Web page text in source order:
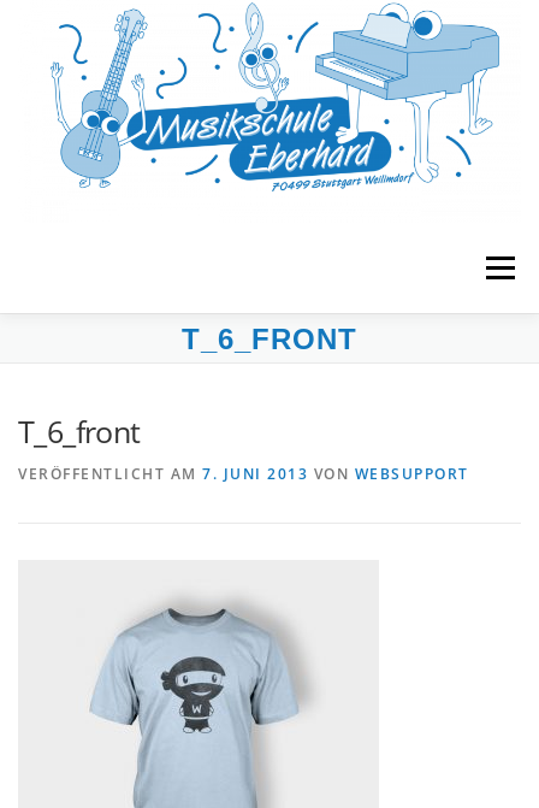
springen
Menü
MUSIKGARTEN
UNTERRICHT
T_6_FRONT
T_6_front
VERÖFFENTLICHT AM 7. JUNI 2013 VON WEBSUPPORT